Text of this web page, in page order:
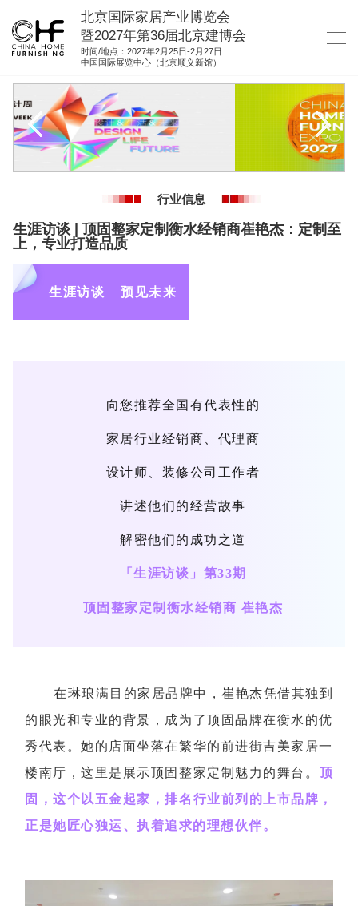
北京国际家居产业博览会
暨2027年第36届北京建博会
时间/地点：2027年2月25日-2月27日
中国国际展览中心（北京顺义新馆）
关于我们
展商服务
资料下载
集团展会
参展联络
行业信息
生涯访谈 | 顶固整家定制衡水经销商崔艳杰：定制至
上，专业打造品质
生涯访谈 预见未来
向您推荐全国有代表性的
家居行业经销商、代理商
设计师、装修公司工作者
讲述他们的经营故事
解密他们的成功之道
「 生涯访谈 」第33期
顶固整家定制衡水经销商 崔艳杰
在琳琅满目的家居品牌中，崔艳杰凭借其独到
的眼光和专业的背景，成为了顶固品牌在衡水的优
秀代表。她的店面坐落在繁华的前进街吉美家居一
楼南厅，这里是展示顶固整家定制魅力的舞台。 顶
固，这个以五金起家，排名行业前列的上市品牌，
正是她匠心独运、执着追求的理想伙伴。